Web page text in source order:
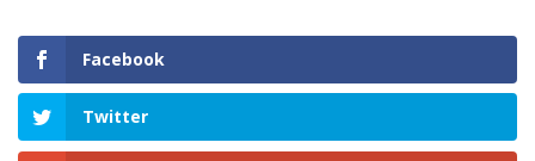
Facebook
Twitter